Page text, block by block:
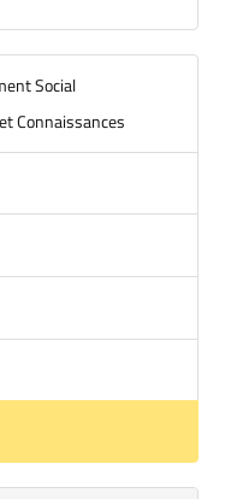
Social
Connaissances